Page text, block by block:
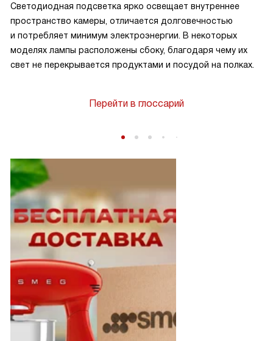
Светодиодная подсветка ярко освещает внутреннее
пространство камеры, отличается долговечностью
и потребляет минимум электроэнергии. В некоторых
моделях лампы расположены сбоку, благодаря чему их
свет не перекрывается продуктами и посудой на полках.
Перейти в глоссарий